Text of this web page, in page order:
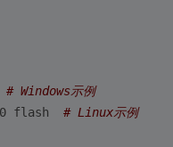
# Windows示例
flash # Linux示例